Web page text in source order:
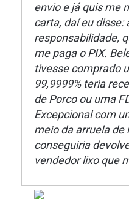
envio e já quis me
carta, daí eu disse:
responsabilidade,
me paga o PIX.
tivesse comprado
99,9999% teria
de Porco ou uma
Excepcional com
meio da arruela de
conseguiria
vendedor lixo que